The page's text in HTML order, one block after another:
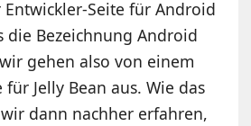
Entwickler-Seite für Android
die Bezeichnung Android
gehen also von einem
Jelly Bean aus. Wie das
dann nachher erfahren,